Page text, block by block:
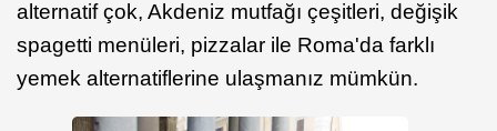
alternatif çok, Akdeniz mutfağı çeşitleri, değişik
spagetti menüleri, pizzalar ile Roma'da farklı
yemek alternatiflerine ulaşmanız mümkün.